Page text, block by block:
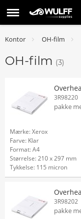
Kontor OH-film
OH-film (3)
3R98220
pakke
Mærke: Xerox
Farve: Klar
Format: A4
Størrelse: 210 x 297 mm
Tykkelse: 115 micron
3R98202
pakke